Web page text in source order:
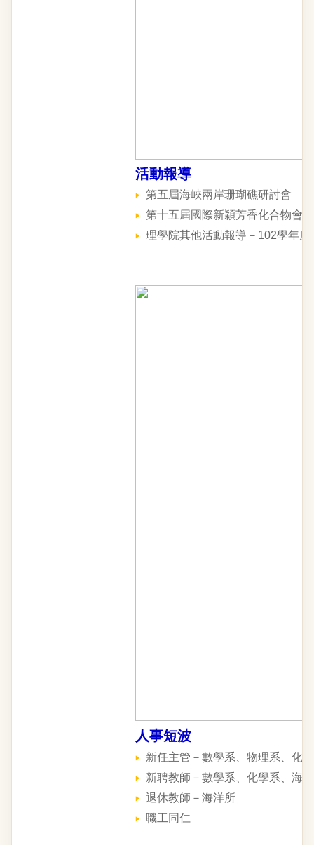
活動報導
第五屆海峽兩岸珊瑚礁研討會
第十五屆國際新穎芳香化合物會議
理學院其他活動報導－102學年
人事短波
新任主管－數學系、物理系、化
新聘教師－數學系、化學系、海
退休教師－海洋所
職工同仁